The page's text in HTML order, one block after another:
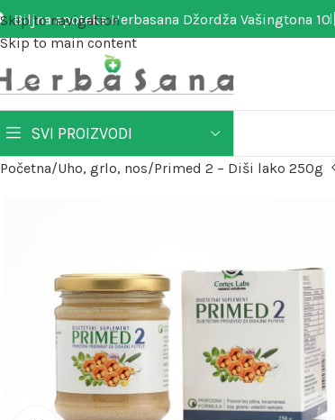
Skip to navigation
Skip to main content
Biljna apoteka Herbasana Džordža Vašingtona 10
SVI PROIZVODI
Početna Uho, grlo, nos Primed 2 – Diši lako 250g